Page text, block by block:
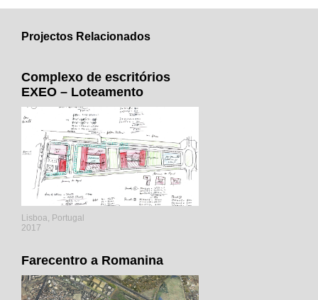
Projectos Relacionados
Complexo de escritórios
EXEO – Loteamento
Lisboa, Portugal
2017
Farecentro a Romanina